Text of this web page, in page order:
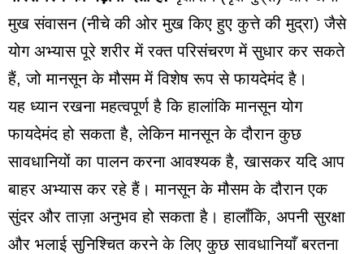
मुख संवासन (नीचे की ओर मुख किए हुए कुत्ते की मुद्रा) जैसे
योग अभ्यास पूरे शरीर में रक्त परिसंचरण में सुधार कर सकते
हैं, जो मानसून के मौसम में विशेष रूप से फायदेमंद है।
यह ध्यान रखना महत्वपूर्ण है कि हालांकि मानसून योग
फायदेमंद हो सकता है, लेकिन मानसून के दौरान कुछ
सावधानियों का पालन करना आवश्यक है, खासकर यदि आप
बाहर अभ्यास कर रहे हैं। मानसून के मौसम के दौरान एक
सुंदर और ताज़ा अनुभव हो सकता है। हालाँकि, अपनी सुरक्षा
और भलाई सुनिश्चित करने के लिए कुछ सावधानियाँ बरतना